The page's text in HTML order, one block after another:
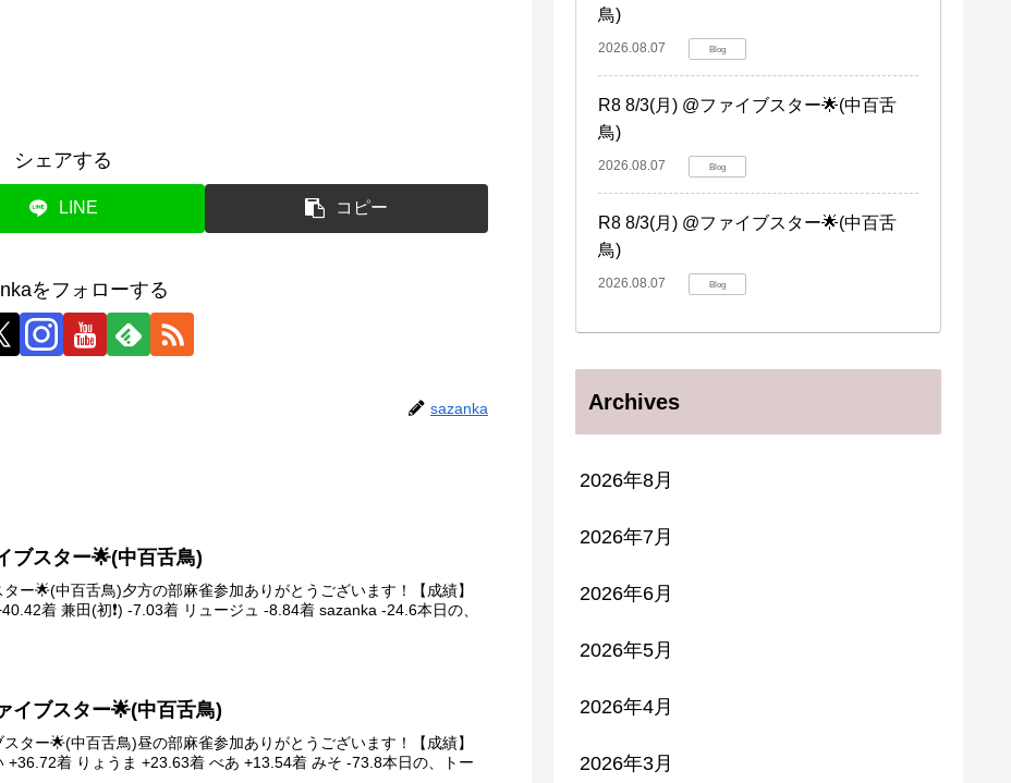
シェアする
LINE コピー
をフォローする
sazanka
ブスター🌟(中百舌鳥)
ー🌟(中百舌鳥)夕方の部麻雀参加ありがとうございます！【成績】
着 兼田(初❗️) -7.03着 リュージュ -8.84着 sazanka -24.6本日の、
イブスター🌟(中百舌鳥)
ター🌟(中百舌鳥)昼の部麻雀参加ありがとうございます！【成績】
+36.72着 りょうま +23.63着 べあ +13.54着 みそ -73.8本日の、トー
鳥)
2026.08.07 Blog
R8 8/3(月) @ファイブスター🌟(中百舌
鳥)
2026.08.07 Blog
R8 8/3(月) @ファイブスター🌟(中百舌
鳥)
2026.08.07 Blog
Archives
2026年8月
2026年7月
2026年6月
2026年5月
2026年4月
2026年3月